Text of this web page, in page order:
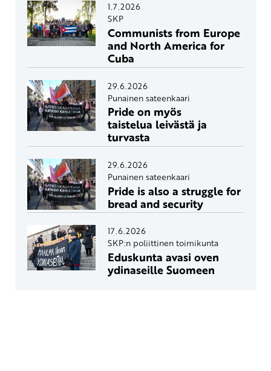
1.7.2026
SKP
Communists from Europe
and North America for
Cuba
29.6.2026
Punainen sateenkaari
Pride on myös
taistelua leivästä ja
turvasta
29.6.2026
Punainen sateenkaari
Pride is also a struggle for
bread and security
17.6.2026
SKP:n poliittinen toimikunta
Eduskunta avasi oven
ydinaseille Suomeen